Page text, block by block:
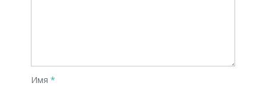
Имя *